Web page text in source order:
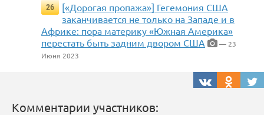
26
[«Дорогая пропажа»] Гегемония США
заканчивается не только на Западе и в
Африке: пора материку «Южная Америка»
перестать быть задним двором США
— 23
Июня 2023
Комментарии участников: